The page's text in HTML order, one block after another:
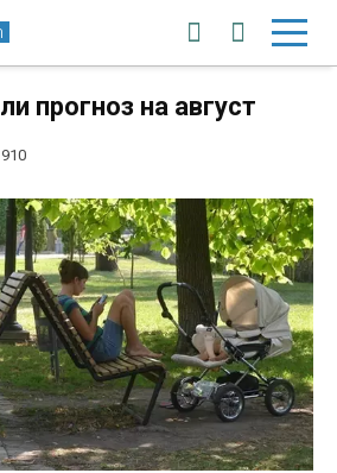
прогноз на август
910